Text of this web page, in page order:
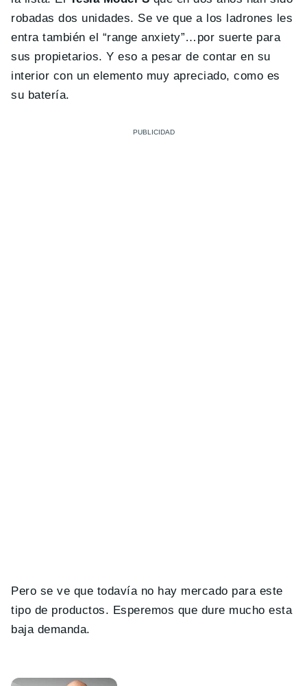
robadas dos unidades. Se ve que a los ladrones les
entra también el “range anxiety”…por suerte para
sus propietarios. Y eso a pesar de contar en su
interior con un elemento muy apreciado, como es
su batería.
Pero se ve que todavía no hay mercado para este
tipo de productos. Esperemos que dure mucho esta
baja demanda.